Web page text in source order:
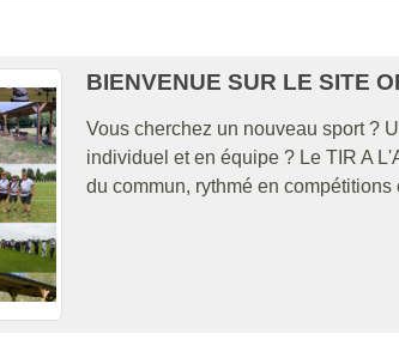
BIENVENUE SUR LE SITE
Vous cherchez un nouveau sport ?
individuel et en équipe ? Le TIR A
du commun, rythmé en